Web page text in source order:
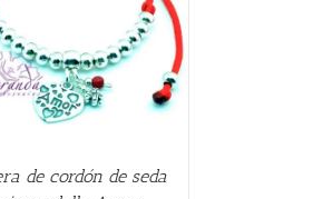
de cordón de seda